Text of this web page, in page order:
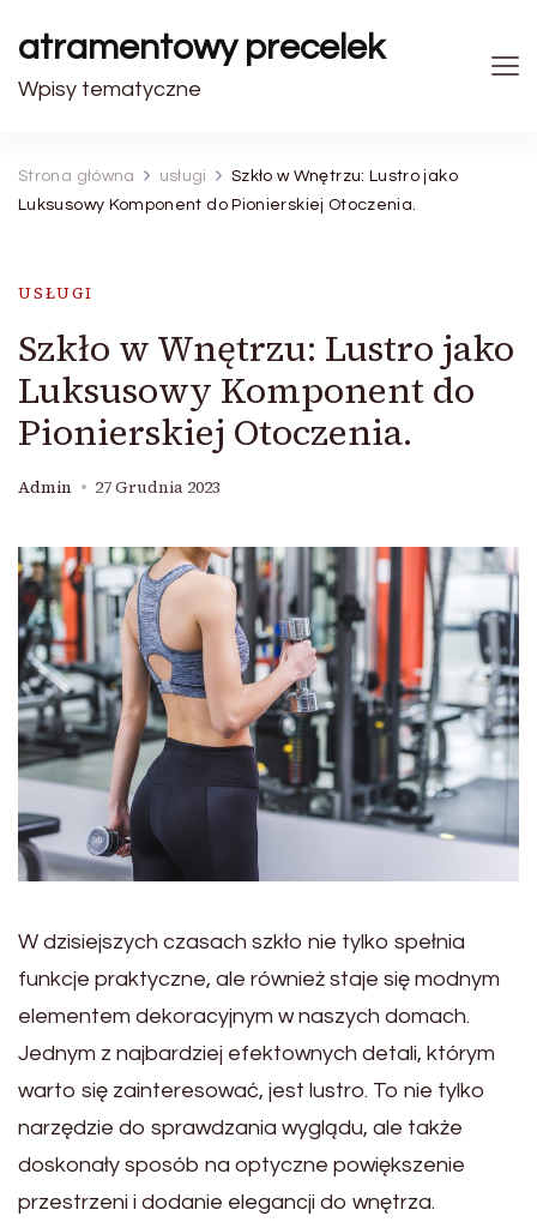
atramentowy precelek
Wpisy tematyczne
Strona główna usługi
Szkło w Wnętrzu: Lustro jako
Luksusowy Komponent do Pionierskiej Otoczenia.
USŁUGI
Szkło w Wnętrzu: Lustro jako
Luksusowy Komponent do
Pionierskiej Otoczenia.
Admin 27 Grudnia 2023
W dzisiejszych czasach szkło nie tylko spełnia
funkcje praktyczne, ale również staje się modnym
elementem dekoracyjnym w naszych domach.
Jednym z najbardziej efektownych detali, którym
warto się zainteresować, jest lustro. To nie tylko
narzędzie do sprawdzania wyglądu, ale także
doskonały sposób na optyczne powiększenie
przestrzeni i dodanie elegancji do wnętrza.